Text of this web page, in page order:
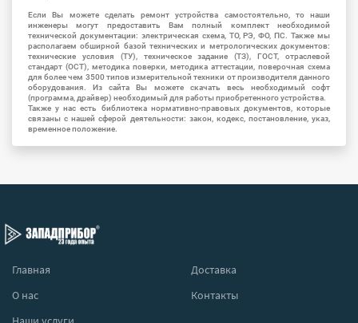
Если Вы можете сделать ремонт устройства самостоятельно, то наши
инженеры могут предоставить Вам полный комплект необходимой
технической документации: электрическая схема, ТО, РЭ, ФО, ПС. Также мы
располагаем обширной базой технических и метрологических документов:
технические условия (ТУ), техническое задание (ТЗ), ГОСТ, отраслевой
стандарт (ОСТ), методика поверки, методика аттестации, поверочная схема
для более чем 3500 типов измерительной техники от производителя данного
оборудования. Из сайта Вы можете скачать весь необходимый софт
(программа, драйвер) необходимый для работы приобретенного устройства.
Также у нас есть библиотека нормативно-правовых документов, которые
связаны с нашей сферой деятельности: закон, кодекс, постановление, указ,
временное положение.
Главная
Доставка
О нас
Контакты